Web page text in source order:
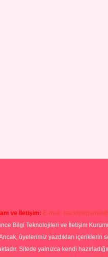
ve İletişim: E-mail:
Bilgi Teknolojileri ve İletişim
üyelerimiz yazdıkları
Sitede yalnızca kendi